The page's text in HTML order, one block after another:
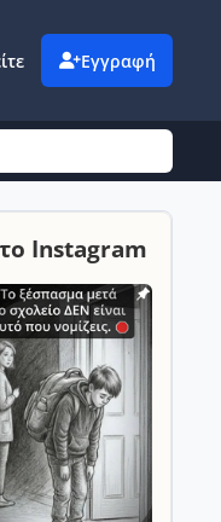
Εγγραφή
Instagram